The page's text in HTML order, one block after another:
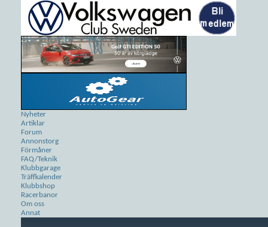
Nyheter
Artiklar
Forum
Annonstorg
Förmåner
FAQ/Teknik
Klubbgarage
Träffkalender
Klubbshop
Racerbanor
Om oss
Annat